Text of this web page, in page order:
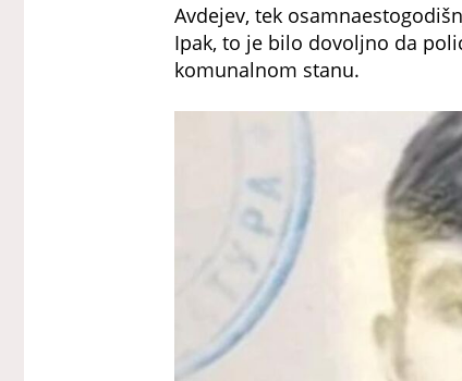
Avdejev, tek
Ipak, to je bilo dovoljno da
komunalnom stanu.